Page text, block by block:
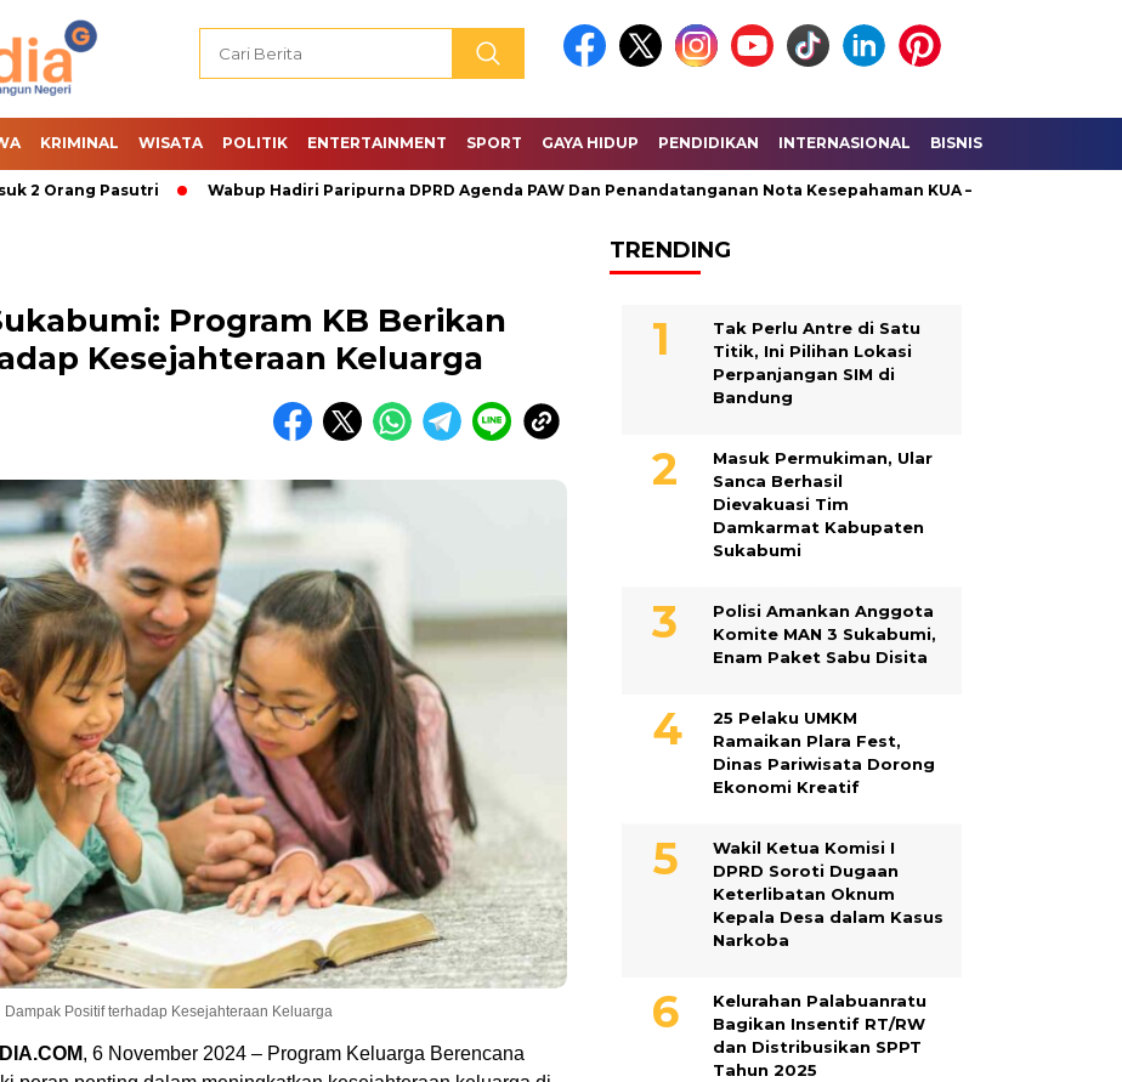
KRIMINAL WISATA POLITIK ENTERTAINMENT SPORT GAYA HIDUP PENDIDIKAN INTERNASIONAL BISNIS
Pasutri Wabup Hadiri Paripurna DPRD Agenda PAW Dan Penandatanganan Nota Kesepahaman KUA – PPAS Perubahan
Program KB Berikan
Kesejahteraan Keluarga
Positif terhadap Kesejahteraan Keluarga
, 6 November 2024 – Program Keluarga Berencana
TRENDING
Tak Perlu Antre di Satu
Titik, Ini Pilihan Lokasi
Perpanjangan SIM di
Bandung
Masuk Permukiman, Ular
Sanca Berhasil
Dievakuasi Tim
Damkarmat Kabupaten
Sukabumi
Polisi Amankan Anggota
Komite MAN 3 Sukabumi,
Enam Paket Sabu Disita
25 Pelaku UMKM
Ramaikan Plara Fest,
Dinas Pariwisata Dorong
Ekonomi Kreatif
Wakil Ketua Komisi I
DPRD Soroti Dugaan
Keterlibatan Oknum
Kepala Desa dalam Kasus
Narkoba
Kelurahan Palabuanratu
Bagikan Insentif RT/RW
dan Distribusikan SPPT
Tahun 2025